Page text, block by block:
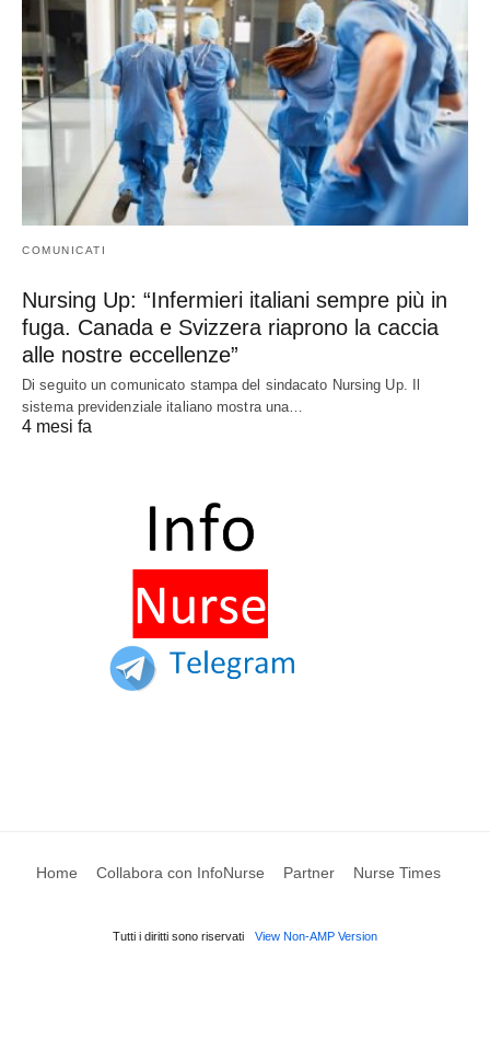
COMUNICATI
Nursing Up: “Infermieri italiani sempre più in
fuga. Canada e Svizzera riaprono la caccia
alle nostre eccellenze”
Di seguito un comunicato stampa del sindacato Nursing Up. Il
sistema previdenziale italiano mostra una…
4 mesi fa
Home Collabora con InfoNurse Partner Nurse Times
Tutti i diritti sono riservati View Non-AMP Version